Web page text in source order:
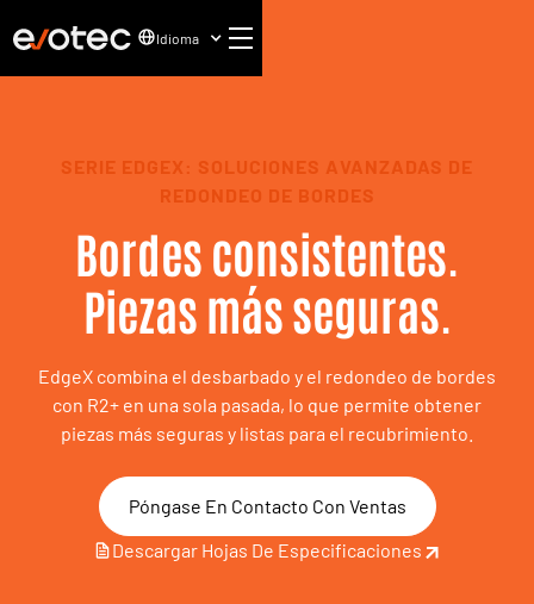
Idioma
SERIE EDGEX: SOLUCIONES AVANZADAS DE
REDONDEO DE BORDES
Bordes consistentes.
Piezas más seguras.
EdgeX combina el desbarbado y el redondeo de bordes
con R2+ en una sola pasada, lo que permite obtener
piezas más seguras y listas para el recubrimiento.
Póngase En Contacto Con Ventas
Descargar Hojas De Especificaciones